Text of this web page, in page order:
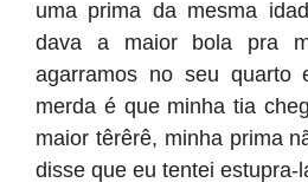
uma prima da mesma
dava a maior bola pra
agarramos no seu quarto
merda é que minha tia
maior têrêrê, minha prima
disse que eu tentei estupra-